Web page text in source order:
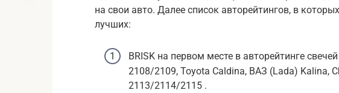
на свои авто. Далее список авторейтингов, в
лучших:
BRISK на первом месте в авторейтинге
2108/2109, Toyota Caldina, ВАЗ (Lada) Kalina,
2113/2114/2115 .